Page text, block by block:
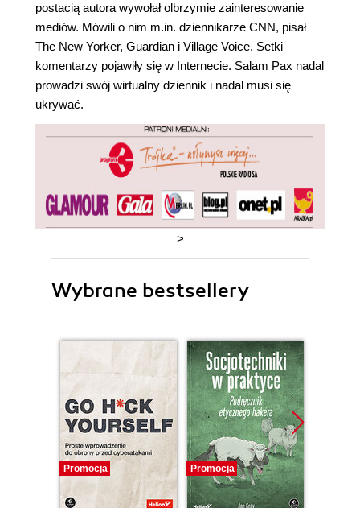
postacią autora wywołał olbrzymie zainteresowanie
mediów. Mówili o nim m.in. dziennikarze CNN, pisał
The New Yorker, Guardian i Village Voice. Setki
komentarzy pojawiły się w Internecie. Salam Pax nadal
prowadzi swój wirtualny dziennik i nadal musi się
ukrywać.
>
Wybrane bestsellery
Promocja Promocja